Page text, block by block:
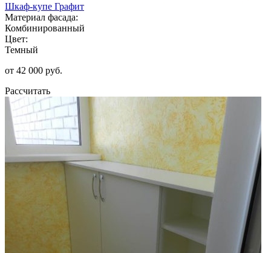
Шкаф-купе Графит
Материал фасада:
Комбинированный
Цвет:
Темный
от 42 000 руб.
Рассчитать